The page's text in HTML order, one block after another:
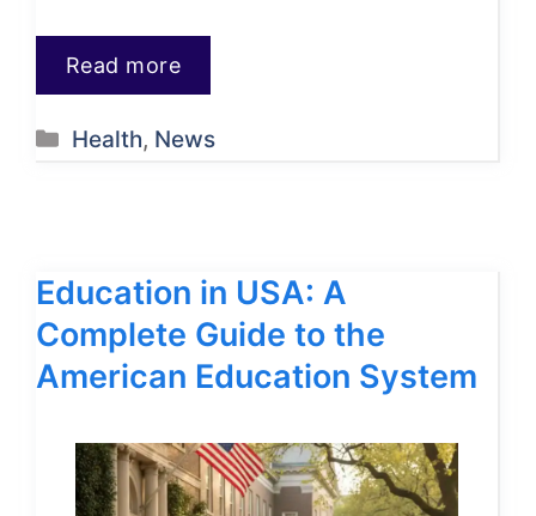
Read more
Categories
Health, News
Education in USA: A
Complete Guide to the
American Education System